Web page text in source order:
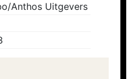
Anthos Uitgevers